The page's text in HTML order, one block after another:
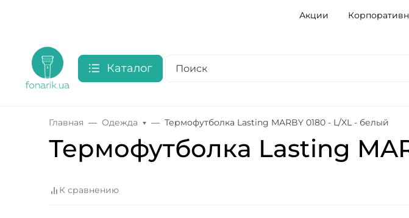
Акции
Каталог
Главная Одежда Термофутболка Lasting MARBY 0180 - L/XL - белый
Термофутболка Lasting
К сравнению